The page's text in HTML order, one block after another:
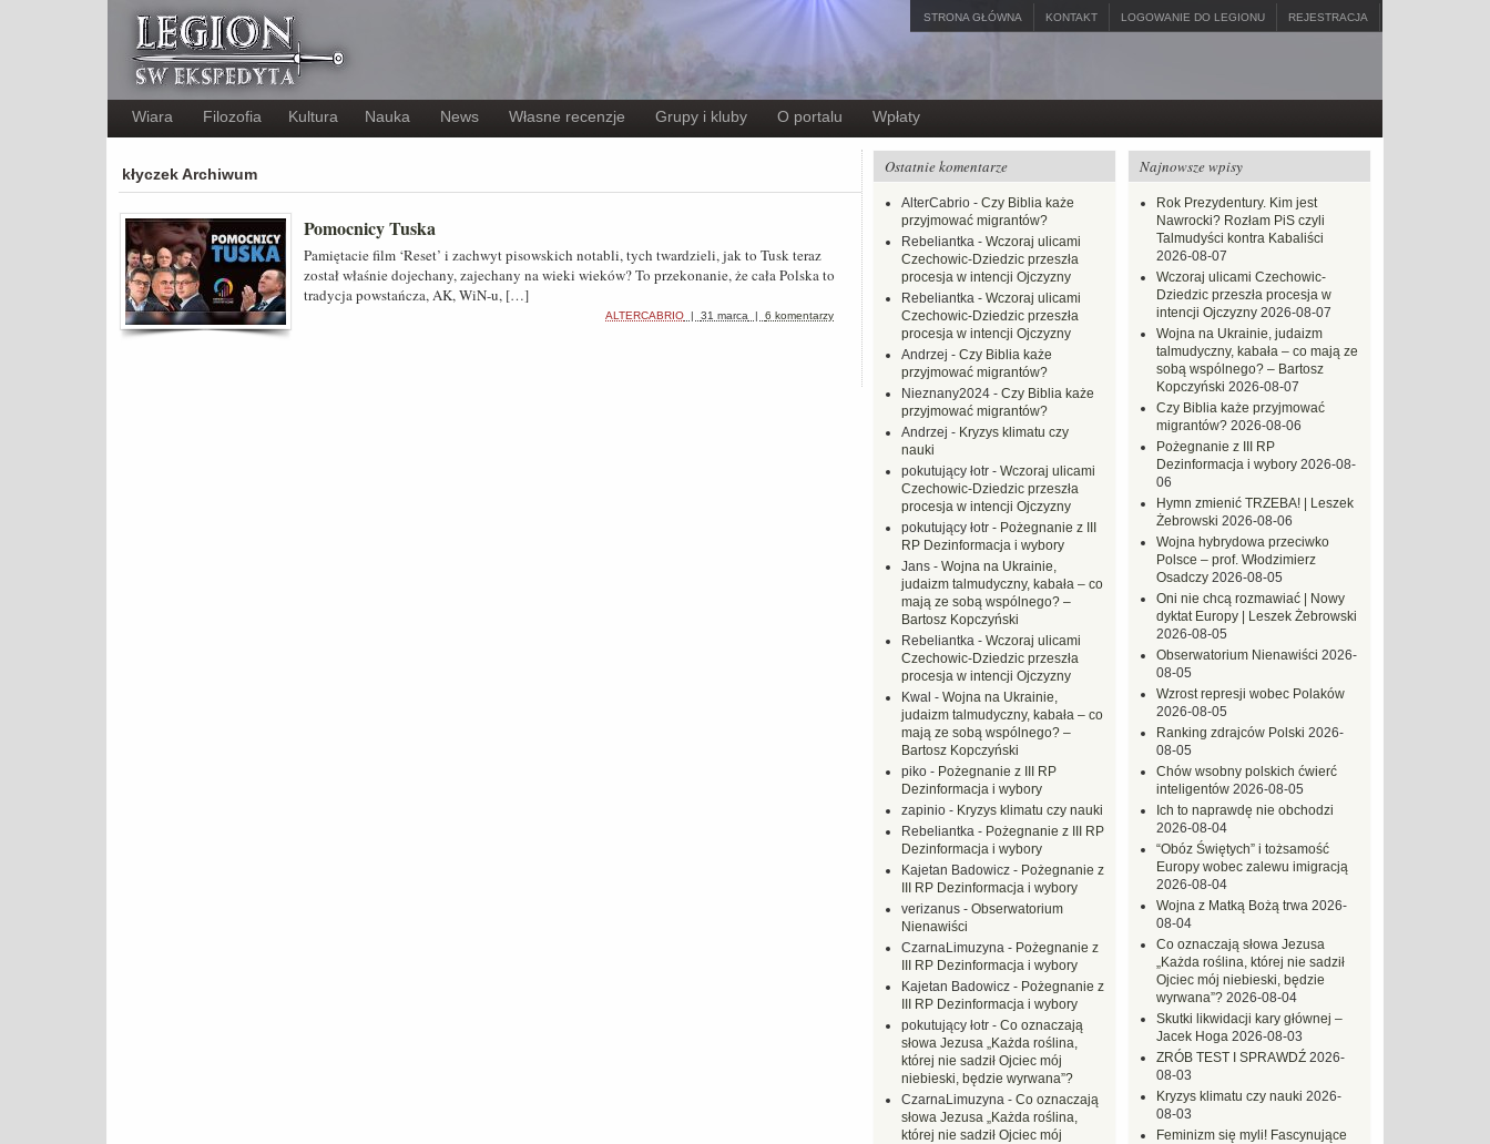
STRONA GŁÓWNA KONTAKT LOGOWANIE DO LEGIONU REJESTRACJA
Wiara Filozofia Kultura Nauka News Własne recenzje Grupy i kluby O portalu Wpłaty
kłyczek Archiwum
Pomocnicy Tuska
Pamiętacie film ‘Reset’ i zachwyt pisowskich notabli, tych twardzieli, jak to Tusk teraz
został właśnie dojechany, zajechany na wieki wieków? To przekonanie, że cała Polska to
tradycja powstańcza, AK, WiN-u, […]
ALTERCABRIO | 31 marca | 6 komentarzy
Najnowsze wpisy
Rok Prezydentury. Kim jest
Nawrocki? Rozłam PiS czyli
Talmudyści kontra Kabaliści
2026-08-07
Wczoraj ulicami Czechowic-
Dziedzic przeszła procesja w
intencji Ojczyzny 2026-08-07
Wojna na Ukrainie, judaizm
talmudyczny, kabała – co mają ze
sobą wspólnego? – Bartosz
Kopczyński 2026-08-07
Czy Biblia każe przyjmować
migrantów? 2026-08-06
Pożegnanie z III RP
Dezinformacja i wybory 2026-08-
06
Hymn zmienić TRZEBA! | Leszek
Żebrowski 2026-08-06
Wojna hybrydowa przeciwko
Polsce – prof. Włodzimierz
Osadczy 2026-08-05
Oni nie chcą rozmawiać | Nowy
dyktat Europy | Leszek Żebrowski
2026-08-05
Obserwatorium Nienawiści 2026-
08-05
Wzrost represji wobec Polaków
2026-08-05
Ranking zdrajców Polski 2026-
08-05
Chów wsobny polskich ćwierć
inteligentów 2026-08-05
Ich to naprawdę nie obchodzi
2026-08-04
“Obóz Świętych” i tożsamość
Europy wobec zalewu imigracją
2026-08-04
Wojna z Matką Bożą trwa 2026-
08-04
Co oznaczają słowa Jezusa
„Każda roślina, której nie sadził
Ojciec mój niebieski, będzie
wyrwana”? 2026-08-04
Skutki likwidacji kary głównej –
Jacek Hoga 2026-08-03
ZRÓB TEST I SPRAWDŹ 2026-
08-03
Kryzys klimatu czy nauki 2026-
08-03
Feminizm się myli! Fascynujące
Ostatnie komentarze
AlterCabrio - Czy Biblia każe
przyjmować migrantów?
Rebeliantka - Wczoraj ulicami
Czechowic-Dziedzic przeszła
procesja w intencji Ojczyzny
Rebeliantka - Wczoraj ulicami
Czechowic-Dziedzic przeszła
procesja w intencji Ojczyzny
Andrzej - Czy Biblia każe
przyjmować migrantów?
Nieznany2024 - Czy Biblia każe
przyjmować migrantów?
Andrzej - Kryzys klimatu czy
nauki
pokutujący łotr - Wczoraj ulicami
Czechowic-Dziedzic przeszła
procesja w intencji Ojczyzny
pokutujący łotr - Pożegnanie z III
RP Dezinformacja i wybory
Jans - Wojna na Ukrainie,
judaizm talmudyczny, kabała – co
mają ze sobą wspólnego? –
Bartosz Kopczyński
Rebeliantka - Wczoraj ulicami
Czechowic-Dziedzic przeszła
procesja w intencji Ojczyzny
Kwal - Wojna na Ukrainie,
judaizm talmudyczny, kabała – co
mają ze sobą wspólnego? –
Bartosz Kopczyński
piko - Pożegnanie z III RP
Dezinformacja i wybory
zapinio - Kryzys klimatu czy nauki
Rebeliantka - Pożegnanie z III RP
Dezinformacja i wybory
Kajetan Badowicz - Pożegnanie z
III RP Dezinformacja i wybory
verizanus - Obserwatorium
Nienawiści
CzarnaLimuzyna - Pożegnanie z
III RP Dezinformacja i wybory
Kajetan Badowicz - Pożegnanie z
III RP Dezinformacja i wybory
pokutujący łotr - Co oznaczają
słowa Jezusa „Każda roślina,
której nie sadził Ojciec mój
niebieski, będzie wyrwana”?
CzarnaLimuzyna - Co oznaczają
słowa Jezusa „Każda roślina,
której nie sadził Ojciec mój